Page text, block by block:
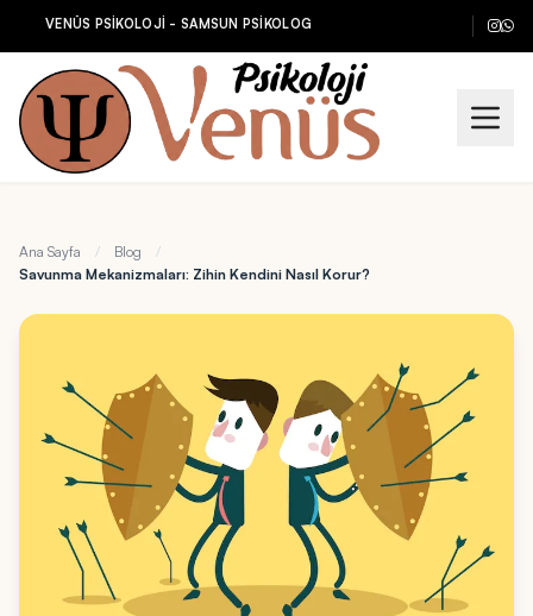
VENÜS PSİKOLOJİ - SAMSUN PSİKOLOG
Ana Sayfa / Blog
/
Savunma Mekanizmaları: Zihin Kendini Nasıl Korur?